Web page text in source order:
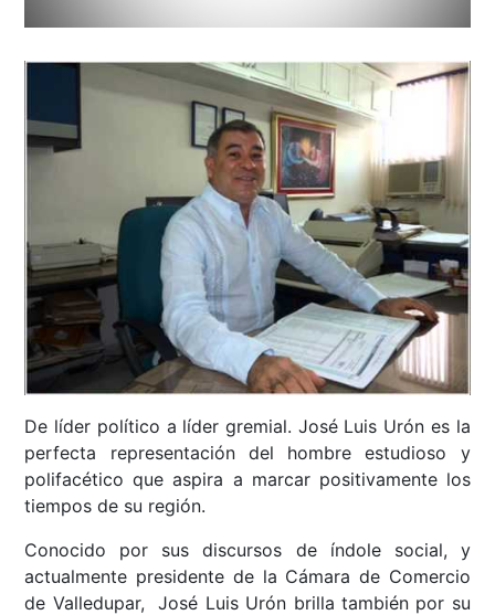
De líder político a líder gremial. José Luis Urón es la
perfecta representación del hombre estudioso y
polifacético que aspira a marcar positivamente los
tiempos de su región.
Conocido por sus discursos de índole social, y
actualmente presidente de la Cámara de Comercio
de Valledupar, José Luis Urón brilla también por su